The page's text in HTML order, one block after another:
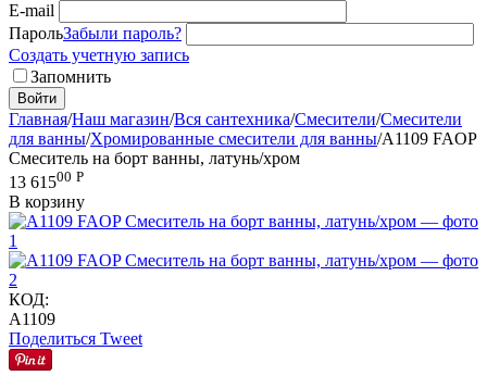
E-mail
ПарольЗабыли пароль?
Создать учетную запись
Запомнить
Войти
Главная/Наш магазин/Вся сантехника/Смесители/Смесители
для ванны/Хромированные смесители для ванны/A1109 FAOP
Смеситель на борт ванны, латунь/хром
13 61500 Р
В корзину
КОД:
A1109
Поделиться Tweet